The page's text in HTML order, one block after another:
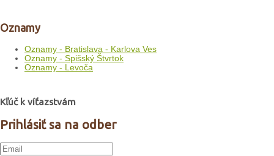
Oznamy
Oznamy - Bratislava - Karlova Ves
Oznamy - Spišský Štvrtok
Oznamy - Levoča
Kľúč k víťazstvám
Prihlásiť sa na odber